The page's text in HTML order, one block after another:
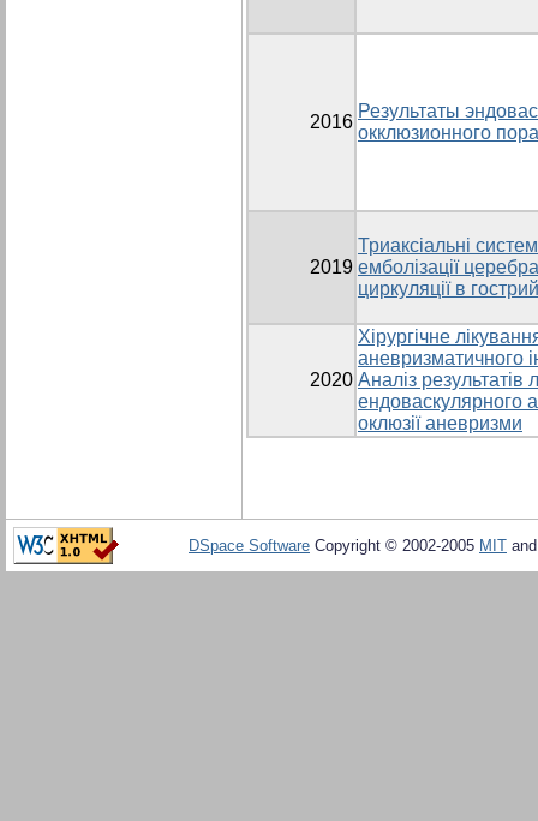
2016
Результаты
окклюзионного
2019
Триаксіальні
емболізації
циркуляції в
2020
Хірургічне
аневризматичного
Аналіз результатів
ендоваскулярного
оклюзії аневризми
DSpace Software Copyright © 2002-2005 MIT